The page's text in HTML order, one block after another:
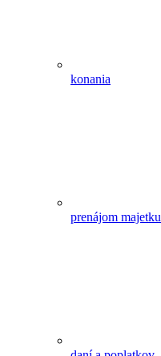
konania
prenájom majetku